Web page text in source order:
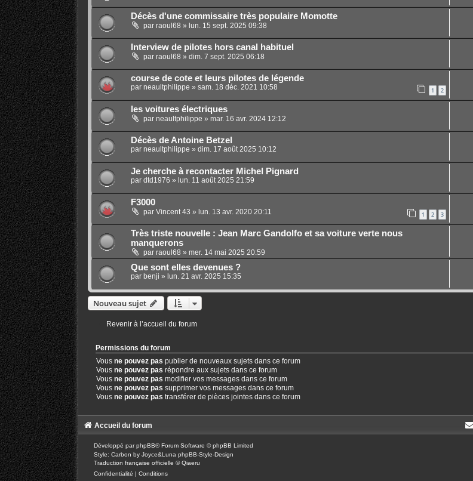
Décès d'une commissaire très populaire Momotte
par raoul68 » lun. 15 sept. 2025 09:38
Interview de pilotes hors canal habituel
par raoul68 » dim. 7 sept. 2025 06:18
course de cote et leurs pilotes de légende
par neaultphilippe » sam. 18 déc. 2021 10:58 1 2
les voitures électriques
par neaultphilippe » mar. 16 avr. 2024 12:12
Décès de Antoine Betzel
par neaultphilippe » dim. 17 août 2025 10:12
Je cherche à recontacter Michel Pignard
par dtd1976 » lun. 11 août 2025 21:59
F3000
par Vincent 43 » lun. 13 avr. 2020 20:11 1 2 3
Très triste nouvelle : Jean Marc Gandolfo et sa voiture verte nous
manquerons
par raoul68 » mer. 14 mai 2025 20:59
Que sont elles devenues ?
par benji » lun. 21 avr. 2025 15:35
Nouveau sujet
Revenir à l’accueil du forum
Permissions du forum
Vous ne pouvez pas publier de nouveaux sujets dans ce forum
Vous ne pouvez pas répondre aux sujets dans ce forum
Vous ne pouvez pas modifier vos messages dans ce forum
Vous ne pouvez pas supprimer vos messages dans ce forum
Vous ne pouvez pas transférer de pièces jointes dans ce forum
Accueil du forum
Développé parphpBB® Forum Software © phpBB Limited
Style: Carbon by Joyce&Luna phpBB-Style-Design
Traduction française officielle ©Qiaeru
Confidentialité
Conditions